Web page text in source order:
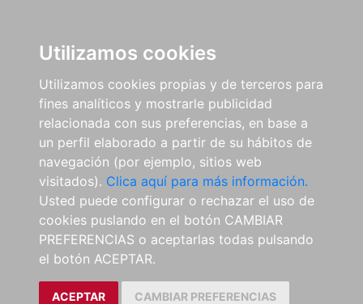
Utilizamos cookies
Utilizamos cookies propias y de terceros para
fines analíticos y mostrarle publicidad
relacionada con sus preferencias, en base a
un perfil elaborado a partir de su hábitos de
navegación (por ejemplo, sitios web
visitados). Clica aquí para más información.
Usted puede configurar o rechazar el uso de
cookies puslando en el botón CAMBIAR
PREFERENCIAS o aceptarlas todas pulsando
el botón ACEPTAR.
ACEPTAR CAMBIAR PREFERENCIAS